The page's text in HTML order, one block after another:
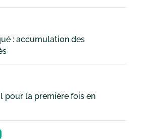
: accumulation des
pour la première fois en